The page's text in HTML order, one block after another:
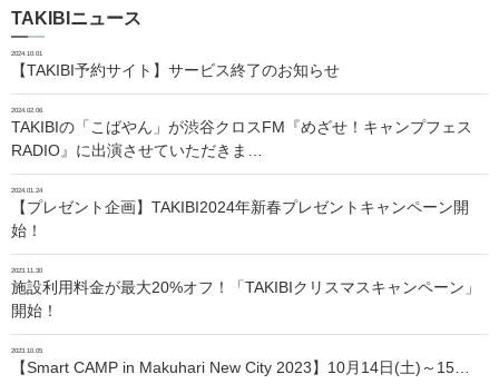
TAKIBIニュース
2024.10.01
【TAKIBI予約サイト】サービス終了のお知らせ
2024.02.06
TAKIBIの「こばやん」が渋谷クロスFM『めざせ！キャンプフェス
RADIO』に出演させていただきま…
2024.01.24
【プレゼント企画】TAKIBI2024年新春プレゼントキャンペーン開
始！
2023.11.30
施設利用料金が最大20%オフ！「TAKIBIクリスマスキャンペーン」
開始！
2023.10.05
【Smart CAMP in Makuhari New City 2023】10月14日(土)～15…